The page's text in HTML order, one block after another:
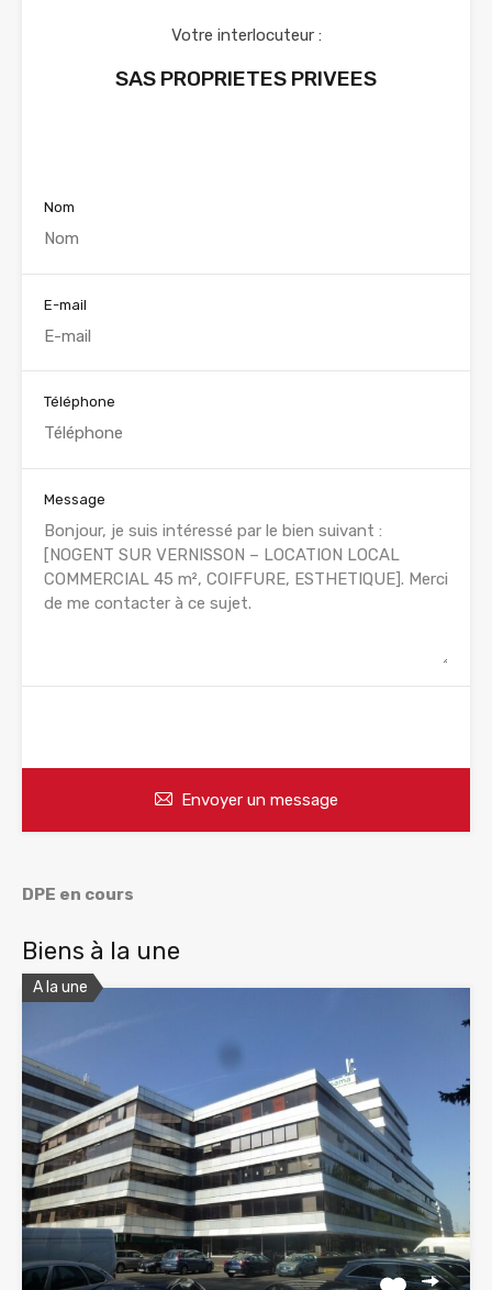
Votre interlocuteur :
SAS PROPRIETES PRIVEES
Nom
E-mail
Téléphone
Message
Envoyer un message
DPE en cours
Biens à la une
A la une